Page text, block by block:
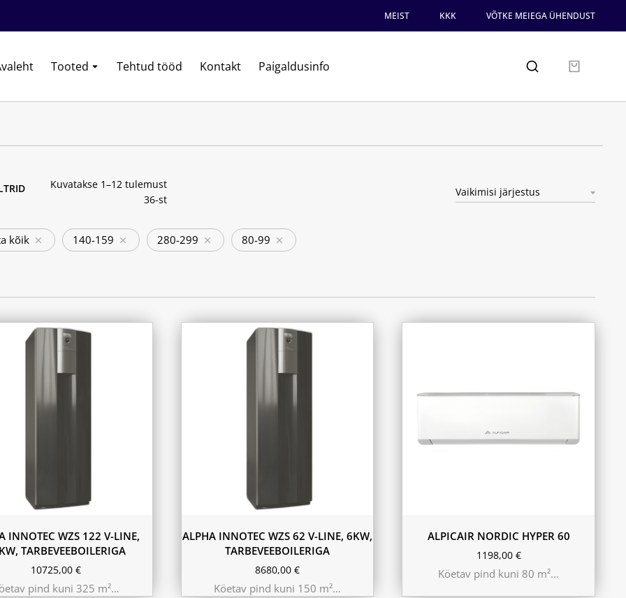
MEIST KKK VÕTKE MEIEGA ÜHENDUST
Tooted Tehtud tööd Kontakt Paigaldusinfo
Kuvatakse 1–12 tulemust
36-st
kõik 140-159 280-299 80-99
INNOTEC WZS 122 V-LINE,
TARBEVEEBOILERIGA
10725,00€
pind kuni 325 m²…
ALPHA INNOTEC WZS 62 V-LINE, 6KW,
TARBEVEEBOILERIGA
8680,00 €
Köetav pind kuni 150 m²…
ALPICAIR NORDIC HYPER 60
1198,00 €
Köetav pind kuni 80 m²…